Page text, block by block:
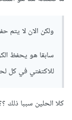
ماذا عن هذا ؟؟
ولكن الان لا يتم
سابقا هو يحفظ
للاكتفتي في كل
كلا الحلين سببا ذلك ؟؟